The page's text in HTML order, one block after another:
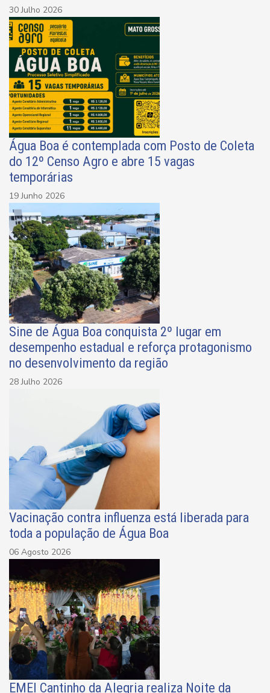
30 Julho 2026
Água Boa é contemplada com Posto de Coleta
do 12º Censo Agro e abre 15 vagas
temporárias
19 Junho 2026
Sine de Água Boa conquista 2º lugar em
desempenho estadual e reforça protagonismo
no desenvolvimento da região
28 Julho 2026
Vacinação contra influenza está liberada para
toda a população de Água Boa
06 Agosto 2026
EMEI Cantinho da Alegria realiza Noite da